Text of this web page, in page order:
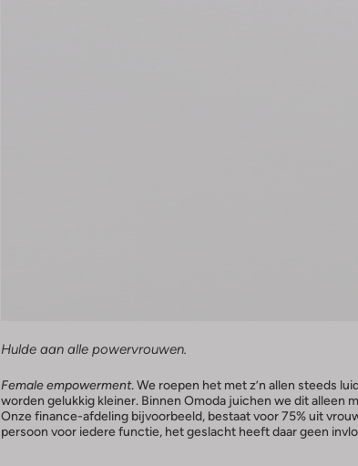
Hulde aan alle powervrouwen.
Female empowerment. We roepen het met z’n allen steeds
worden gelukkig kleiner. Binnen Omoda juichen we dit alleen
Onze finance-afdeling bijvoorbeeld, bestaat voor 75% uit
persoon voor iedere functie, het geslacht heeft daar geen